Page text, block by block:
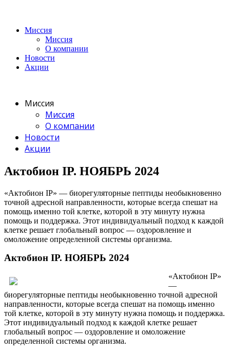
Миссия
Миссия
О компании
Новости
Акции
Миссия
Миссия
О компании
Новости
Акции
Актобион IP. НОЯБРЬ 2024
«Актобион IP» — биорегуляторные пептиды необыкновенно
точной адресной направленности, которые всегда спешат на
помощь именно той клетке, которой в эту минуту нужна
помощь и поддержка. Этот индивидуальный подход к каждой
клетке решает глобальный вопрос — оздоровление и
омоложение определенной системы организма.
Актобион IP. НОЯБРЬ 2024
«Актобион IP»
—
биорегуляторные пептиды необыкновенно точной адресной
направленности, которые всегда спешат на помощь именно
той клетке, которой в эту минуту нужна помощь и поддержка.
Этот индивидуальный подход к каждой клетке решает
глобальный вопрос — оздоровление и омоложение
определенной системы организма.